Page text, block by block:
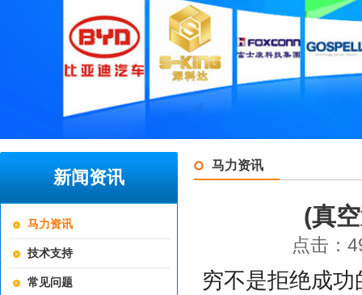
新闻资讯
马力资讯
技术支持
常见问题
马力资讯
(真
点击：
穷不是拒绝成